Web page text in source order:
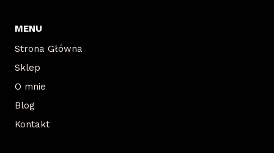
MENU
Strona Główna
Sklep
O mnie
Blog
Kontakt